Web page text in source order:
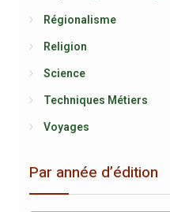
Régionalisme
Religion
Science
Techniques Métiers
Voyages
Par année d’édition